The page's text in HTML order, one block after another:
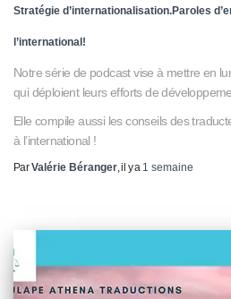
Stratégie d’internationalisation.Paroles
l’international!
Notre série de podcast vise à mettre en
qui déploient leurs efforts de
Elle compile aussi les conseils des
à l’international !
ParValérie Béranger, il y a 1 semaine